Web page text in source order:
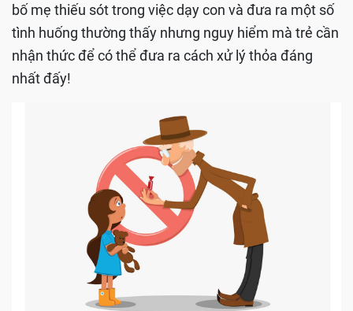
bố mẹ thiếu sót trong việc dạy con và đưa ra một số
tình huống thường thấy nhưng nguy hiểm mà trẻ cần
nhận thức để có thể đưa ra cách xử lý thỏa đáng
nhất đấy!